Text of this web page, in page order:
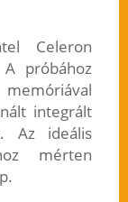
Celeron
próbához
integrált
Az ideális
mérten